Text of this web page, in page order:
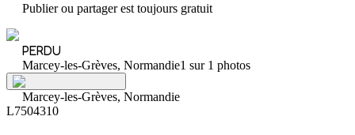
Publier ou partager est toujours gratuit
PERDU
Marcey-les-Grèves, Normandie1 sur 1 photos
Marcey-les-Grèves, Normandie
L7504310